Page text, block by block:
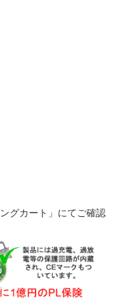
グカート」にてご確認